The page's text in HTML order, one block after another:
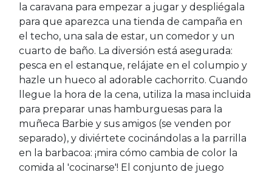
la caravana para empezar a jugar y despliégala
para que aparezca una tienda de campaña en
el techo, una sala de estar, un comedor y un
cuarto de baño. La diversión está asegurada:
pesca en el estanque, relájate en el columpio y
hazle un hueco al adorable cachorrito. Cuando
llegue la hora de la cena, utiliza la masa incluida
para preparar unas hamburguesas para la
muñeca Barbie y sus amigos (se venden por
separado), y diviértete cocinándolas a la parrilla
en la barbacoa: ¡mira cómo cambia de color la
comida al 'cocinarse'! El conjunto de juego